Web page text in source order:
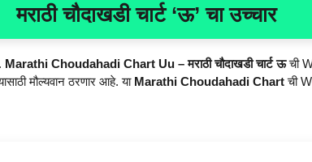
मराठी चौदाखडी चार्ट ‘ऊ’ चा उच्चार
Marathi Choudahadi Chart Uu – मराठी चौदाखडी चार्ट ऊची
मौल्यवान ठरणार आहे. या Marathi Choudahadi Chartची